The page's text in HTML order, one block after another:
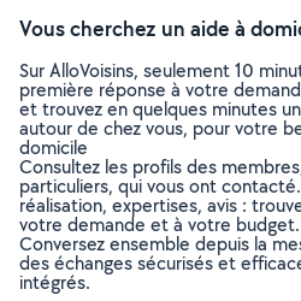
Vous cherchez un aide à
Sur AlloVoisins, seulement 10
première réponse à votre
et trouvez en quelques minutes
autour de chez vous, pour votre
domicile
Consultez les profils des
particuliers, qui vous ont
réalisation, expertises, avis :
votre demande et à votre budget.
Conversez ensemble depuis la
des échanges sécurisés et
intégrés.